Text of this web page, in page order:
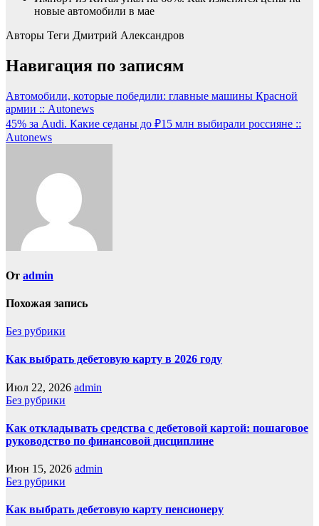
новые автомобили в мае
Авторы Теги Дмитрий Александров
Навигация по записям
Автомобили, которые победили: главные машины Красной
армии :: Autonews
45% за Audi. Какие седаны до ₽15 млн выбирали россияне ::
Autonews
От admin
Похожая запись
Без рубрики
Как выбрать дебетовую карту в 2026 году
Июл 22, 2026 admin
Без рубрики
Как откладывать средства с дебетовой картой: пошаговое
руководство по финансовой дисциплине
Июн 15, 2026 admin
Без рубрики
Как выбрать дебетовую карту пенсионеру